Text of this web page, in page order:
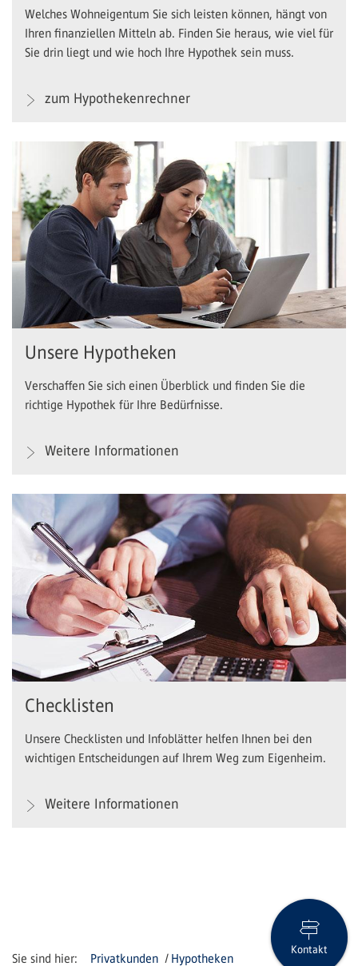
Welches Wohneigentum Sie sich leisten können, hängt von
Ihren finanziellen Mitteln ab. Finden Sie heraus, wie viel für
Sie drin liegt und wie hoch Ihre Hypothek sein muss.
zum Hypothekenrechner
Unsere Hypotheken
Verschaffen Sie sich einen Überblick und finden Sie die
richtige Hypothek für Ihre Bedürfnisse.
Weitere Informationen
Checklisten
Unsere Checklisten und Infoblätter helfen Ihnen bei den
wichtigen Entscheidungen auf Ihrem Weg zum Eigenheim.
Weitere Informationen
Privatkunden
Hypotheken
Kontakt